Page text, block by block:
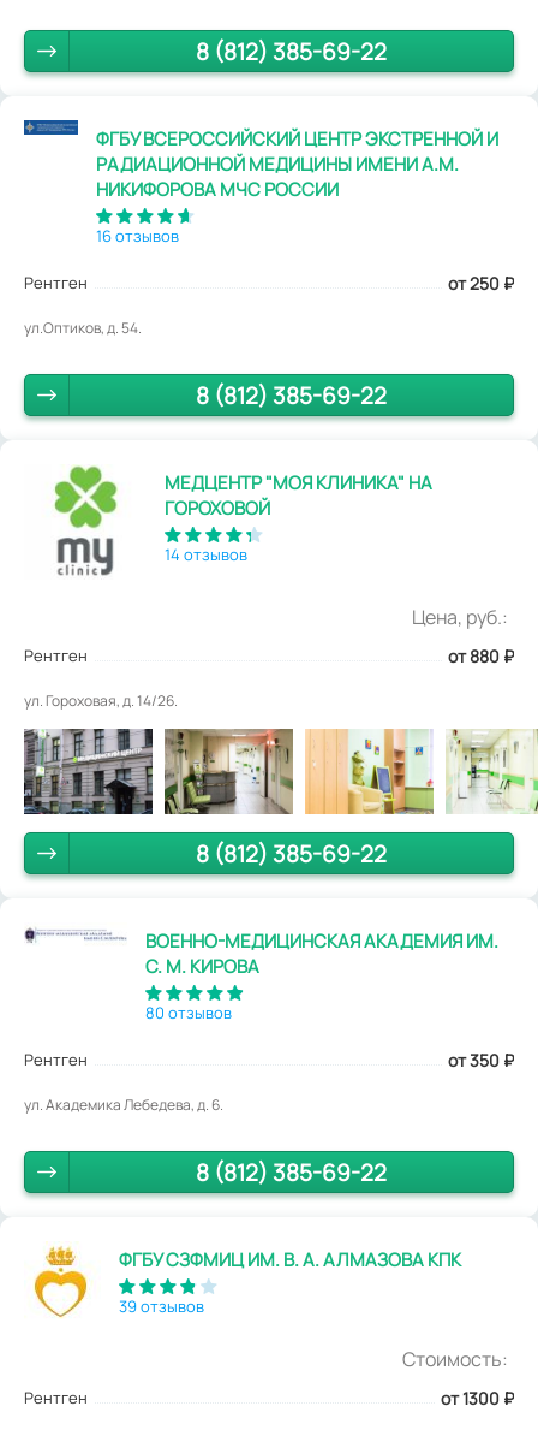
8 (812) 385-69-22
ФГБУ ВСЕРОССИЙСКИЙ ЦЕНТР ЭКСТРЕННОЙ И
РАДИАЦИОННОЙ МЕДИЦИНЫ ИМЕНИ А.М.
НИКИФОРОВА МЧС РОССИИ
16 отзывов
Рентген от 250 ₽
ул.Оптиков, д. 54.
8 (812) 385-69-22
МЕДЦЕНТР "МОЯ КЛИНИКА" НА
ГОРОХОВОЙ
14 отзывов
Цена, руб.:
Рентген от 880 ₽
ул. Гороховая, д. 14/26.
8 (812) 385-69-22
ВОЕННО-МЕДИЦИНСКАЯ АКАДЕМИЯ ИМ.
С. М. КИРОВА
80 отзывов
Рентген от 350 ₽
ул. Академика Лебедева, д. 6.
8 (812) 385-69-22
ФГБУ СЗФМИЦ ИМ. В. А. АЛМАЗОВА КПК
39 отзывов
Стоимость:
Рентген от 1300 ₽